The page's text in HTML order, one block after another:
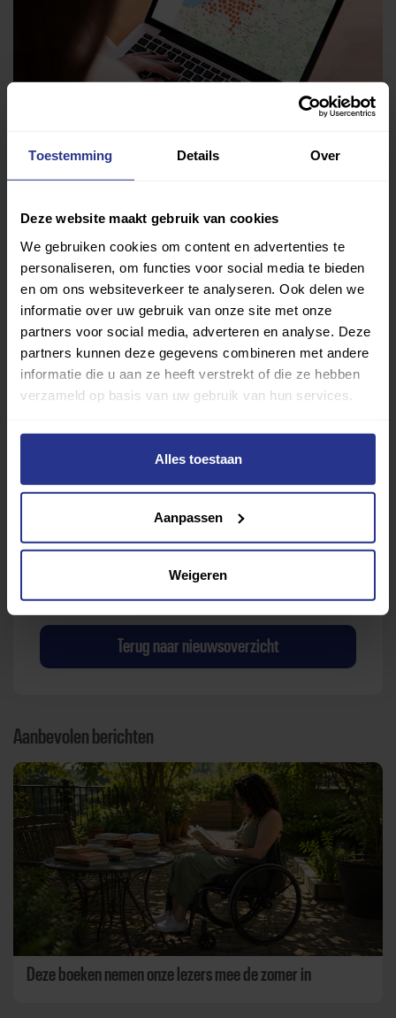
Toestemming Details Over
Deze website maakt gebruik van cookies
We gebruiken cookies om content en advertenties te
personaliseren, om functies voor social media te bieden
en om ons websiteverkeer te analyseren. Ook delen we
informatie over uw gebruik van onze site met onze
partners voor social media, adverteren en analyse. Deze
partners kunnen deze gegevens combineren met andere
informatie die u aan ze heeft verstrekt of die ze hebben
verzameld op basis van uw gebruik van hun services.
Alles toestaan
Aanpassen
Weigeren
Vind jouw sport
vind je gemakkelijk jouw favoriete sport of activiteit.
Met meer dan 4250 sportclubs is er altijd een sport
die bij je past.
Sport zoeken
Ervaringen Esports Gezondheid Inspiratie
Tips & tricks
Terug naar nieuwsoverzicht
Aanbevolen berichten
Deze boeken nemen onze lezers mee de zomer in